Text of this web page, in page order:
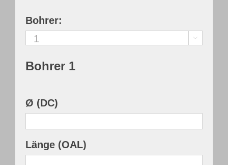
Bohrer:

Bohrer 1
Ø (DC)
Länge (OAL)